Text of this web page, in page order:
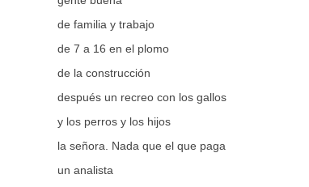
de familia y trabajo
de 7 a 16 en el plomo
de la construcción
después un recreo con los gallos
y los perros y los hijos
la señora. Nada que el que paga
un analista